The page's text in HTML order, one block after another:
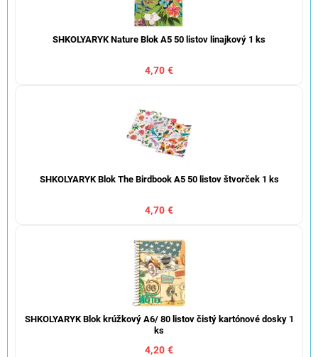
SHKOLYARYK Nature Blok A5 50 listov linajkový 1 ks
4,70 €
SHKOLYARYK Blok The Birdbook A5 50 listov štvorček 1 ks
4,70 €
SHKOLYARYK Blok krúžkový A6/ 80 listov čistý kartónové dosky 1
ks
4,20 €